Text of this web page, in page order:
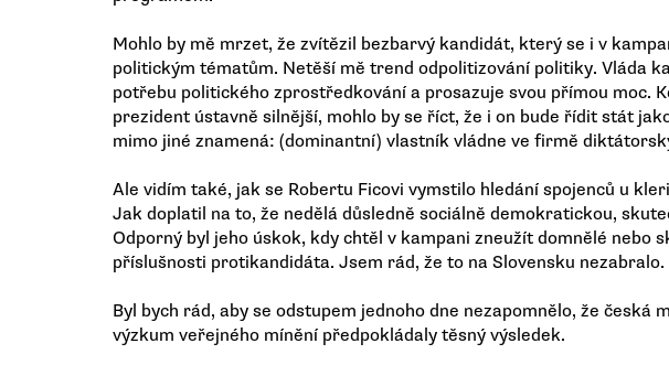
Mohlo by mě mrzet, že zvítězil bezbarvý kandidát, který se i v
politickým tématům. Netěší mě trend odpolitizování politiky. Vláda
potřebu politického zprostředkování a prosazuje svou přímou moc.
prezident ústavně silnější, mohlo by se říct, že i on bude řídit stát
mimo jiné znamená: (dominantní) vlastník vládne ve firmě
Ale vidím také, jak se Robertu Ficovi vymstilo hledání spojenců u
Jak doplatil na to, že nedělá důsledně sociálně demokratickou,
Odporný byl jeho úskok, kdy chtěl v kampani zneužít domnělé nebo
příslušnosti protikandidáta. Jsem rád, že to na Slovensku nezabralo.
Byl bych rád, aby se odstupem jednoho dne nezapomnělo, že česká
výzkum veřejného mínění předpokládaly těsný výsledek.